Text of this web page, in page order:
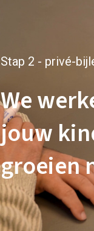
Stap 2 - privé-
We
jouw
groeien